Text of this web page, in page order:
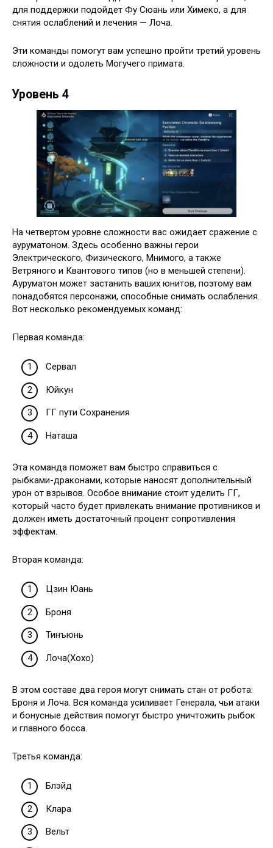
для поддержки подойдет Фу Сюань или Химеко, а для
снятия ослаблений и лечения — Лоча.
Эти команды помогут вам успешно пройти третий уровень
сложности и одолеть Могучего примата.
Уровень 4
На четвертом уровне сложности вас ожидает сражение с
ауруматоном. Здесь особенно важны герои
Электрического, Физического, Мнимого, а также
Ветряного и Квантового типов (но в меньшей степени).
Ауруматон может застанить ваших юнитов, поэтому вам
понадобятся персонажи, способные снимать ослабления.
Вот несколько рекомендуемых команд:
Первая команда:
Сервал
Юйкун
ГГ пути Сохранения
Наташа
Эта команда поможет вам быстро справиться с
рыбками-драконами, которые наносят дополнительный
урон от взрывов. Особое внимание стоит уделить ГГ,
который часто будет привлекать внимание противников и
должен иметь достаточный процент сопротивления
эффектам.
Вторая команда:
Цзин Юань
Броня
Тинъюнь
Лоча(Хохо)
В этом составе два героя могут снимать стан от робота:
Броня и Лоча. Вся команда усиливает Генерала, чьи атаки
и бонусные действия помогут быстро уничтожить рыбок
и главного босса.
Третья команда:
Блэйд
Клара
Вельт